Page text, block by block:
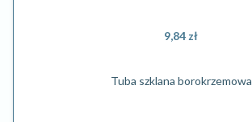
9,84 zł
Tuba szklana borokrzemowa